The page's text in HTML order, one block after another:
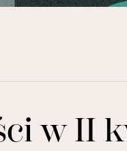
w II